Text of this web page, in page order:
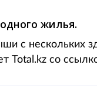
жилья.
с нескольких
Total.kz со